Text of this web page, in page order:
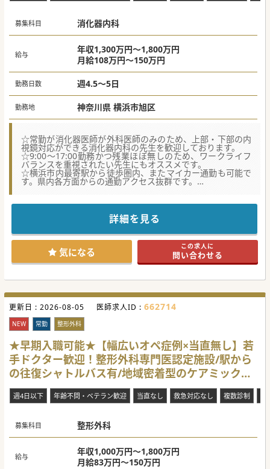
募集科目 消化器内科
給与
年収1,300万円～1,800万円
月給108万円～150万円
勤務日数 週4.5～5日
勤務地 神奈川県 横浜市旭区
☆常勤が消化器医師が外科医師のみのため、上部・下部の内
視鏡対応ができる消化器内科の先生を歓迎しております。
☆9:00～17:00勤務かつ残業ほぼ無しのため、ワークライフ
バランスを重視されたい先生にもオススメです。
☆横浜市内最寄駅から徒歩圏内、またマイカー通勤も可能で
す。県内各方面からの通勤アクセス抜群です。
■上部・下部の内視鏡検査をメイン業務とし、週に2コマか
ら3コマ程度の一般外来および10名程度の病棟管理を担当い
■内視鏡検査は年間7,500件弱の実績を誇り、ポリペクトミ
ーやEMRへの対応のほか、希望によりERCPにも従事可能で
■二次救急の指定を受けておりますが、重症患者は近隣の専
門病院へ転送するため、落ち着いて日々の診療に向き合うこ
【募集背景】
■消化器内科の常勤医が不足しており、外科医師が内視鏡を
兼務しているため、内科的視点から診療を担う方を求めてい
ます。
■地域ニーズの拡大に伴い、消化器内視鏡体制をより一層強
化し、将来の病院運営を支えていただける先生を希望してい
ます。
■予防医療から介護まで一貫して提供するグループの中核と
して、内科診療の質を向上させるために募集をしておりま
す。
■横浜市内の最寄駅から徒歩圏内に位置しており、シャトル
バスの運行やマイカー通勤も可能であるため、通勤の利便性
り、新館を中心とした充実のハード面と、美味しい病院食も
評判です。
の医師や紹介会社スタッフに対しても常に誠実かつ丁寧に接
されます。
詳細を見る
気になる この求人に
問い合わせる
更新日 : 2026-08-05 医師求人ID : 662714
NEW 常勤 整形外科
★早期入職可能★【幅広いオペ症例×当直無し】若
手ドクター歓迎！整形外科専門医認定施設/駅から
の往復シャトルバス有/地域密着型のケアミックス
病院
週4日以下 年齢不問・ベテラン歓迎 当直なし 救急対応なし 複数診制
募集科目 整形外科
給与
年収1,000万円～1,800万円
月給83万円～150万円